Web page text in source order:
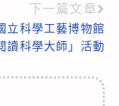
下一篇文章
立科學工藝博物館
讀科學大師」活動